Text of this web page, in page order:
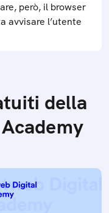
però, il browser
avvisare l’utente
della